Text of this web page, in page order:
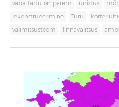
vaba tartu on parem unistus
rekonstrueerimine Turu
valimissüsteem linnavalitsus